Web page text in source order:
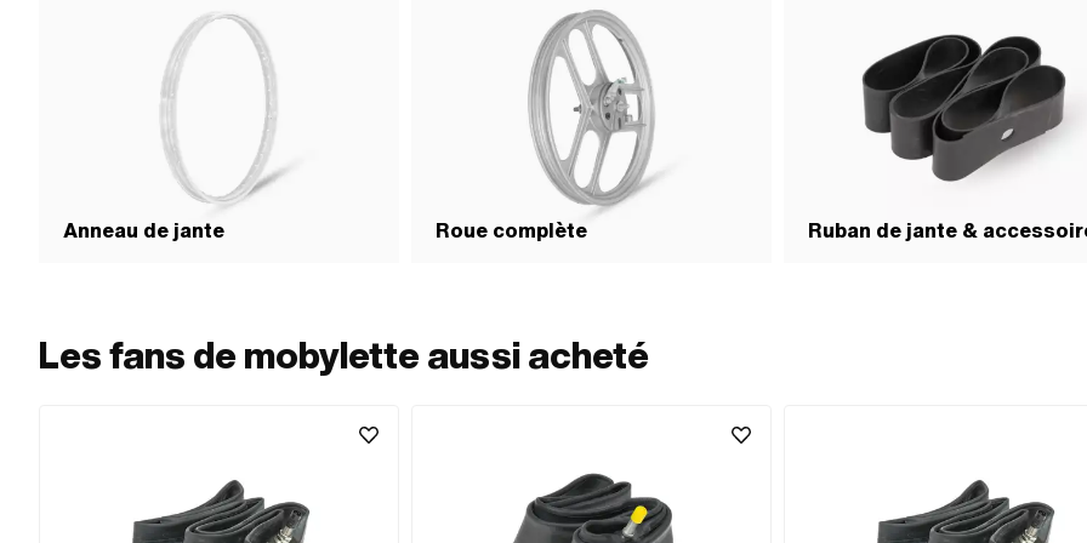
Anneau de jante Roue complète Ruban de jante &
Les fans de mobylette aussi acheté